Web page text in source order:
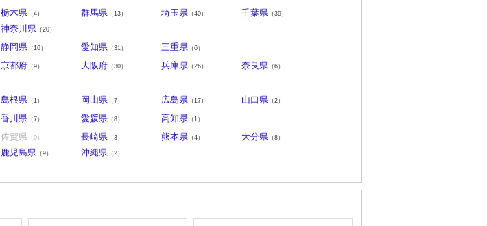
栃木県 （4） 群馬県 （13） 埼玉県 （40） 千葉県 （39）
神奈川県 （20）
静岡県 （16） 愛知県 （31） 三重県 （6）
京都府 （9） 大阪府 （30） 兵庫県 （26） 奈良県 （6）
島根県 （1） 岡山県 （7） 広島県 （17） 山口県 （2）
香川県 （7） 愛媛県 （8） 高知県 （1）
佐賀県 （0） 長崎県 （3） 熊本県 （4） 大分県 （8）
鹿児島県 （9） 沖縄県 （2）